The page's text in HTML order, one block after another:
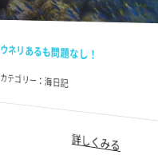
ウネリあるも問題なし！
カテゴリー：海日記
詳しくみる